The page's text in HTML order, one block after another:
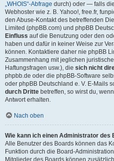
„WHOIS“-Abfrage durch) oder — falls
Webhoster wie z. B. Yahoo!, free.fr,
den Abuse-Kontakt des betreffenden
Limited (phpBB.com) und phpBB
Einfluss auf die Benutzung oder den
haben und dafür in keiner Weise zur
können. Kontaktiere daher nie phpBB
Zusammenhang mit jeglichen
Haftungsfragen usw.), die sich nicht
phpbb.de oder die phpBB-Software
oder phpBB Deutschland e. V. E-Mails
durch Dritte betreffen, so wirst du,
Antwort erhalten.
Nach oben
Wie kann ich einen Administrator des
Alle Benutzer des Boards können das
Funktion durch die Board-
Mitglieder des Boards können